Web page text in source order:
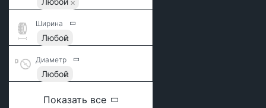
Ширина
Любой
Диаметр
Любой
Показать все